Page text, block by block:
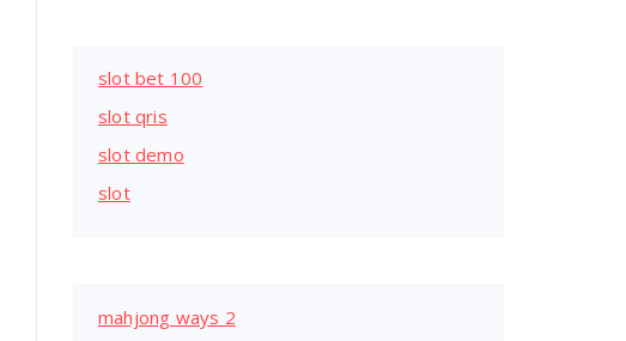
slot bet 100
slot qris
slot demo
slot
mahjong ways 2